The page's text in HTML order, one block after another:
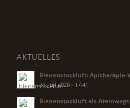
AKTUELLES
Bienenstockluft:
26. Juli 2020 - 17:41
Bienenstockluft als